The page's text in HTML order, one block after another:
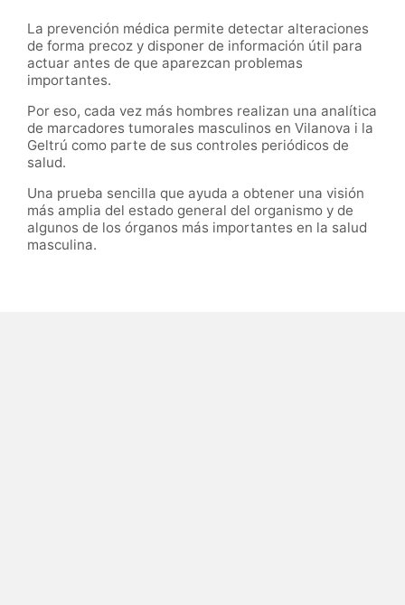
La prevención médica permite detectar alteraciones
de forma precoz y disponer de información útil para
actuar antes de que aparezcan problemas
importantes.
Por eso, cada vez más hombres realizan una analítica
de marcadores tumorales masculinos en Vilanova i la
Geltrú como parte de sus controles periódicos de
salud.
Una prueba sencilla que ayuda a obtener una visión
más amplia del estado general del organismo y de
algunos de los órganos más importantes en la salud
masculina.